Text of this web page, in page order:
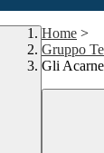
Home >
Gruppo
Gli